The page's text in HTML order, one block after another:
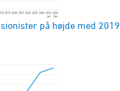
på højde med 2019